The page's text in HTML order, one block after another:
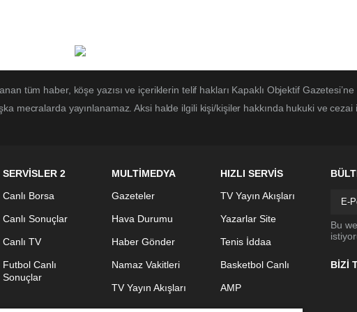
tüm haber, köşe yazısı ve içeriklerin telif hakları Kapaklı Objektif
mecralarda yayınlanamaz. Aksi halde ilgili kişi/kişiler hakkında hukuki ve cezai
SERVİSLER 2
Canlı Borsa
Canlı Sonuçlar
Canlı TV
Futbol Canlı
Sonuçlar
MULTİMEDYA
Gazeteler
Hava Durumu
Haber Gönder
Namaz Vakitleri
TV Yayın Akışları
HIZLI SERVİS
TV Yayın Akışları
Yazarlar Site
Tenis İddaa
Basketbol Canlı
AMP
Bu
BİZİ